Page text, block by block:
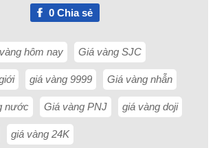
0Chia sẻ
hôm nay Giá vàng SJC
giá vàng 9999 Giá vàng nhẫn
nước Giá vàng PNJ giá vàng doji
giá vàng 24K